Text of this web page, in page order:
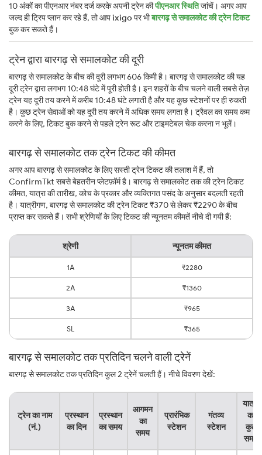
10 अंकों का पीएनआर नंबर दर्ज करके अपनी ट्रेन कीपीएनआर स्थितिजांचें। अगर आप
जल्द ही ट्रिप प्लान कर रहे हैं, तो आपixigoपर भीबारगढ़ से समालकोट की ट्रेन टिकट
बुक कर सकते हैं।
ट्रेन द्वारा बारगढ़ से समालकोट की दूरी
बारगढ़ से समालकोट के बीच की दूरी लगभग 606 किमी है। बारगढ़ से समालकोट की यह
दूरी ट्रेन द्वारा लगभग 10:48 घंटे में पूरी होती है। इन शहरों के बीच चलने वाली सबसे तेज़
ट्रेन यह दूरी तय करने में करीब 10:48 घंटे लगाती है और यह कुछ स्टेशनों पर ही रुकती
है। कुछ ट्रेन सेवाओं को यह दूरी तय करने में अधिक समय लगता है। ट्रैवल का समय कम
करने के लिए, टिकट बुक करने से पहले ट्रेन रूट और टाइमटेबल चेक करना न भूलें।
बारगढ़ से समालकोट तक ट्रेन टिकट की कीमत
अगर आप बारगढ़ से समालकोट के लिए सस्ती ट्रेन टिकट की तलाश में हैं, तो
ConfirmTkt सबसे बेहतरीन प्लेटफ़ॉर्म है। बारगढ़ से समालकोट तक की ट्रेन टिकट
कीमत, यात्रा की तारीख, कोच के प्रकार और व्यक्तिगत पसंद के अनुसार बदलती रहती
है। यात्रीगण, बारगढ़ से समालकोट की ट्रेन टिकट ₹370 से लेकर ₹2290 के बीच
प्राप्त कर सकते हैं। सभी श्रेणियों के लिए टिकट की न्यूनतम कीमतें नीचे दी गयी हैं:
श्रेणी न्यूनतम कीमत
1A ₹2280
2A ₹1360
3A ₹965
SL ₹365
बारगढ़ से समालकोट तक प्रतिदिन चलने वाली ट्रेनें
बारगढ़ से समालकोट तक प्रतिदिन कुल 2 ट्रेनें चलती हैं। नीचे विवरण देखें:
ट्रेन का नाम
(नं.)
प्रस्थान
का दिन
प्रस्थान
का समय
आगमन
का
समय
प्रारंभिक
स्टेशन
गंतव्य
स्टेशन
यात्रा
का
कुल
समय